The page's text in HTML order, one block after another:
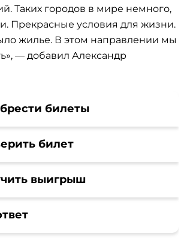
Таких городов в мире немного,
Прекрасные условия для жизни.
жилье. В этом направлении мы
— добавил Александр
билеты
билет
выигрыш